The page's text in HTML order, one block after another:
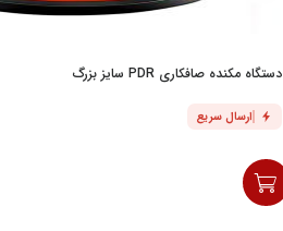
دستگاه مکنده صافکاری PDR سایز بزرگ
ارسال سریع